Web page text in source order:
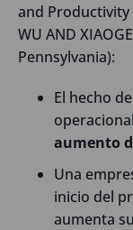
and Productivity
WU AND
Pennsylvania):
El hecho
aumento
Una
inicio del
aumenta su